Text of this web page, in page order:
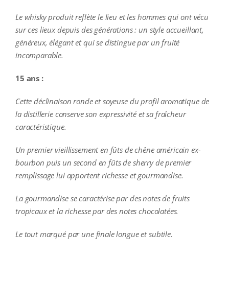
Le whisky produit reflète le lieu et les hommes qui ont vécu
sur ces lieux depuis des générations : un style accueillant,
généreux, élégant et qui se distingue par un fruité
incomparable.
15 ans :
Cette déclinaison ronde et soyeuse du profil aromatique de
la distillerie conserve son expressivité et sa fraîcheur
caractéristique.
Un premier vieillissement en fûts de chêne américain ex-
bourbon puis un second en fûts de sherry de premier
remplissage lui apportent richesse et gourmandise.
La gourmandise se caractérise par des notes de fruits
tropicaux et la richesse par des notes chocolatées.
Le tout marqué parune finale longue et subtile.